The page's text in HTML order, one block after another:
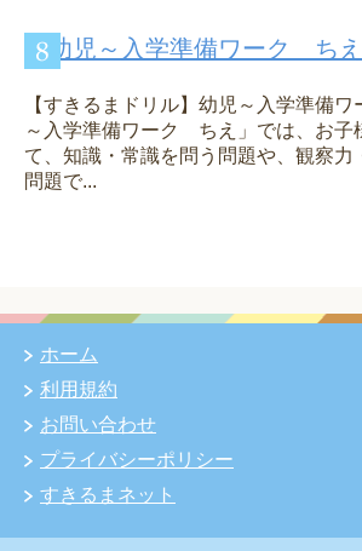
幼児～入学準備ワーク ちえ
【すきるまドリル】幼児～入学準備
～入学準備ワーク ちえ」では、お子
て、知識・常識を問う問題や、観察力
問題で...
ホーム
利用規約
お問い合わせ
プライバシーポリシー
すきるまネット